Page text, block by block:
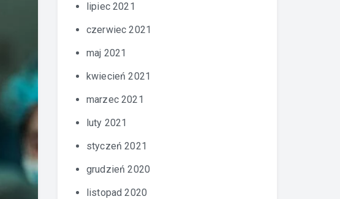
lipiec 2021
czerwiec 2021
maj 2021
kwiecień 2021
marzec 2021
luty 2021
styczeń 2021
grudzień 2020
listopad 2020